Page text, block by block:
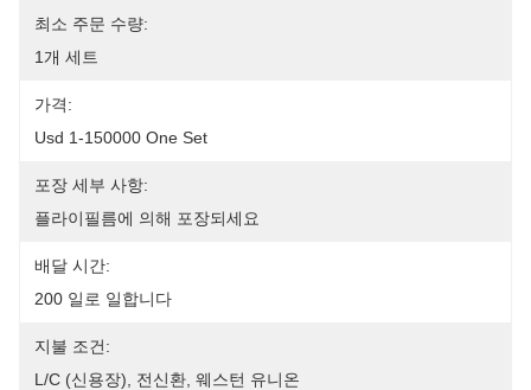
최소 주문 수량:
1개 세트
가격:
Usd 1-150000 One Set
포장 세부 사항:
플라이필름에 의해 포장되세요
배달 시간:
200 일로 일합니다
지불 조건:
L/C (신용장), 전신환, 웨스턴 유니온